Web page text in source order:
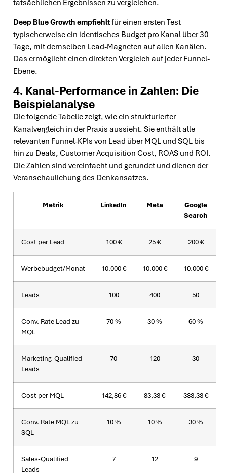
tatsächlichen Ergebnissen zu vergleichen.
Deep Blue Growth empfiehltfür einen ersten Test
typischerweise ein identisches Budget pro Kanal über 30
Tage, mit demselben Lead-Magneten auf allen Kanälen.
Das ermöglicht einen direkten Vergleich auf jeder Funnel-
Ebene.
4. Kanal-Performance in Zahlen: Die
Beispielanalyse
Die folgende Tabelle zeigt, wie ein strukturierter
Kanalvergleich in der Praxis aussieht. Sie enthält alle
relevanten Funnel-KPIs von Lead über MQL und SQL bis
hin zu Deals, Customer Acquisition Cost, ROAS und ROI.
Die Zahlen sind vereinfacht und gerundet und dienen der
Veranschaulichung des Denkansatzes.
Metrik LinkedIn Meta
Google
Search
Cost per Lead 100 € 25 € 200 €
Werbebudget/Monat 10.000 € 10.000 € 10.000 €
Leads 100 400 50
Conv. Rate Lead zu
MQL
70 % 30 % 60 %
Marketing-Qualified
Leads
70 120 30
Cost per MQL 142,86 € 83,33€ 333,33 €
Conv. Rate MQL zu
SQL
10 % 10 % 30 %
Sales-Qualified
Leads
7 12 9